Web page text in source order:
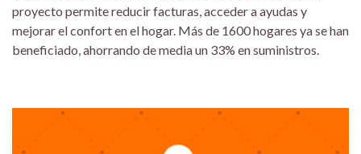
proyecto permite reducir facturas, acceder a ayudas y
mejorar el confort en el hogar. Más de 1600 hogares ya se han
beneficiado, ahorrando de media un 33% en suministros.